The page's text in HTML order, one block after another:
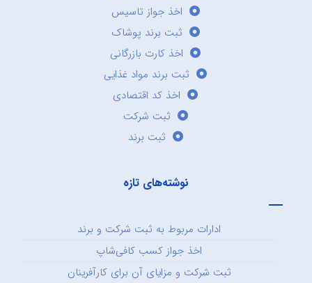
اخذ جواز تاسیس
ثبت برند پوشاک
اخذ کارت بازرگانی
ثبت برند مواد غذایی
اخذ کد اقتصادی
ثبت شرکت
ثبت برند
نوشته‌های تازه
ادارات مربوط به ثبت شرکت و برند
اخذ جواز کسب کافی‌شاپ
ثبت شرکت و مزایای آن برای کارآفرینان